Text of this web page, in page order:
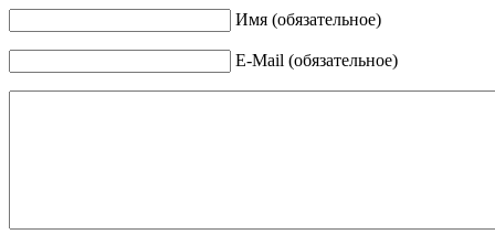
Имя (обязательное)
E-Mail (обязательное)